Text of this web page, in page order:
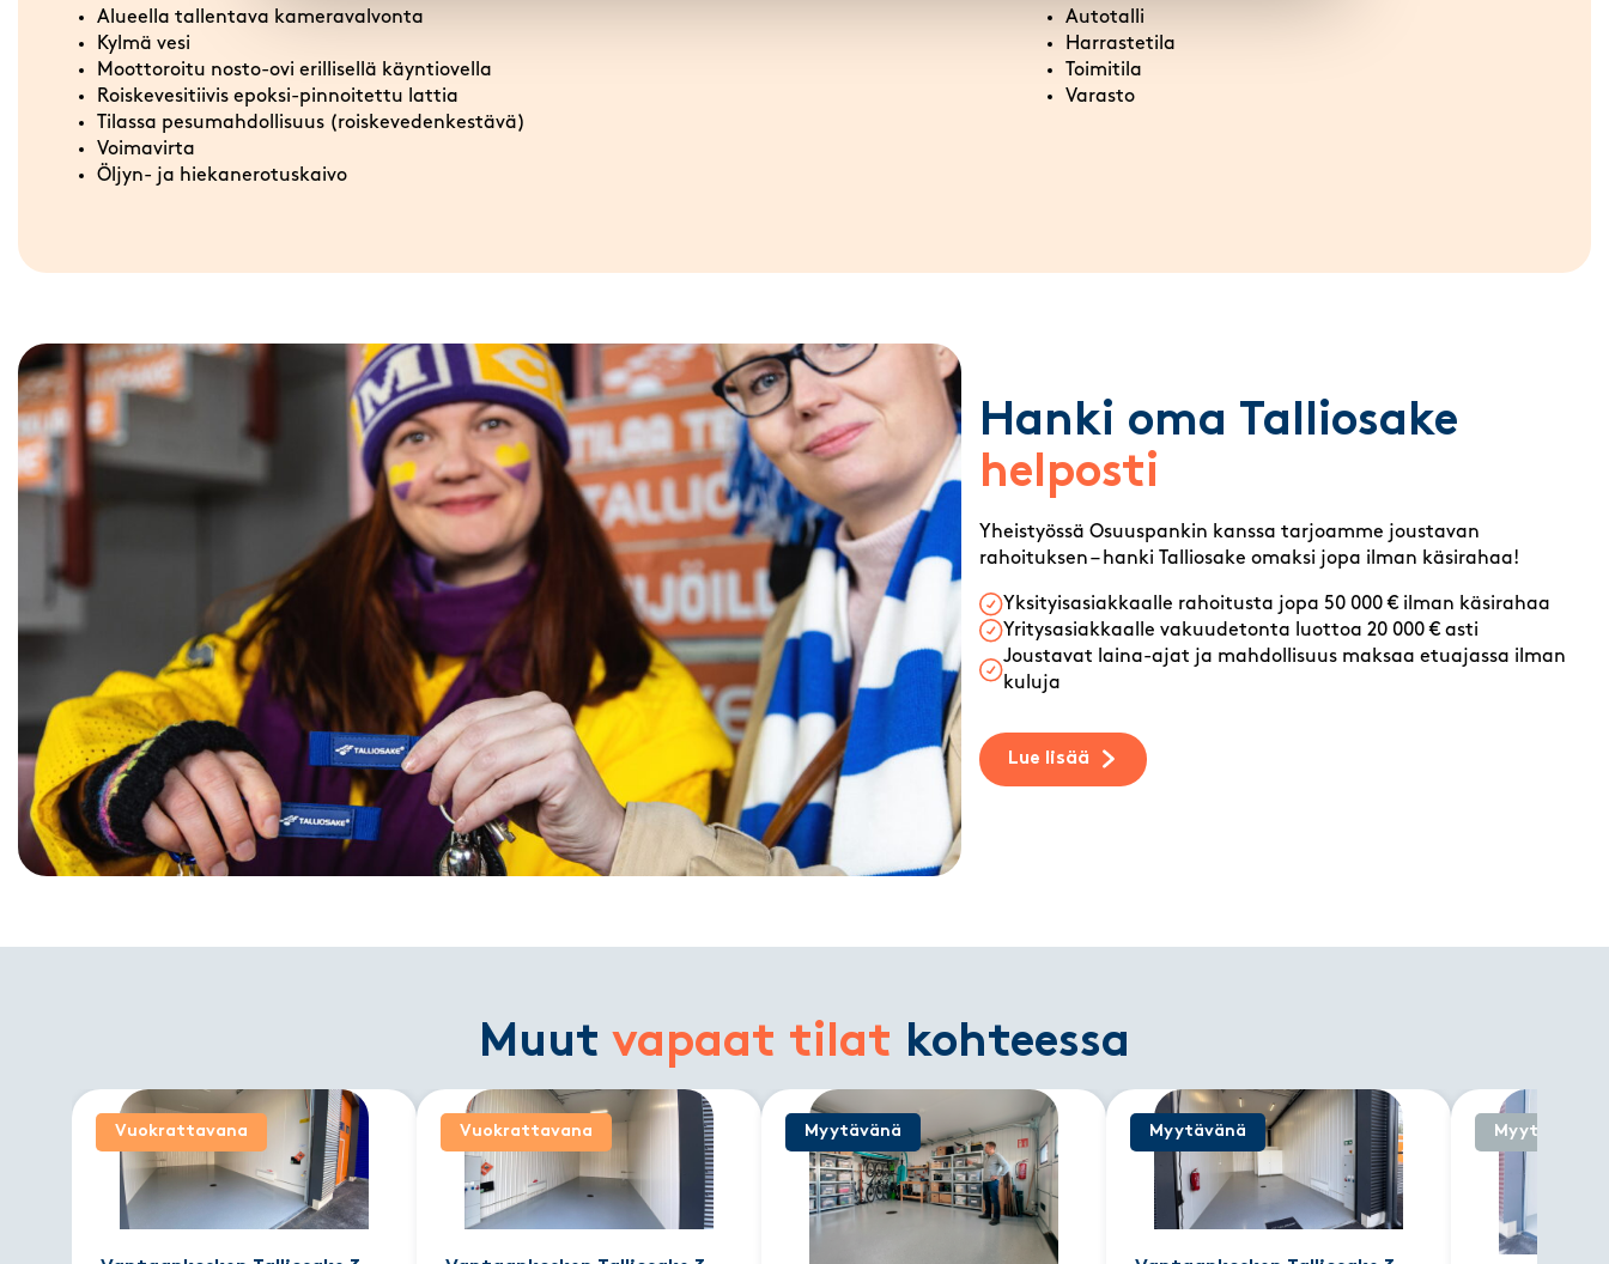
Alueella tallentava kameravalvonta
Kylmä vesi
Moottoroitu nosto-ovi erillisellä käyntiovella
Roiskevesitiivis epoksi-pinnoitettu lattia
Tilassa pesumahdollisuus (roiskevedenkestävä)
Voimavirta
Öljyn- ja hiekanerotuskaivo
Autotalli
Harrastetila
Toimitila
Varasto
Hanki oma Talliosake
helposti
Yheistyössä Osuuspankin kanssa tarjoamme joustavan
rahoituksen – hanki Talliosake omaksi jopa ilman käsirahaa!
Yksityisasiakkaalle rahoitusta jopa 50 000 € ilman käsirahaa
Yritysasiakkaalle vakuudetonta luottoa 20 000 € asti
Joustavat laina-ajat ja mahdollisuus maksaa etuajassa ilman
kuluja
Lue lisää
Muut vapaat tilat kohteessa
Vuokrattavana Vuokrattavana Myytävänä Myytävänä Myyty